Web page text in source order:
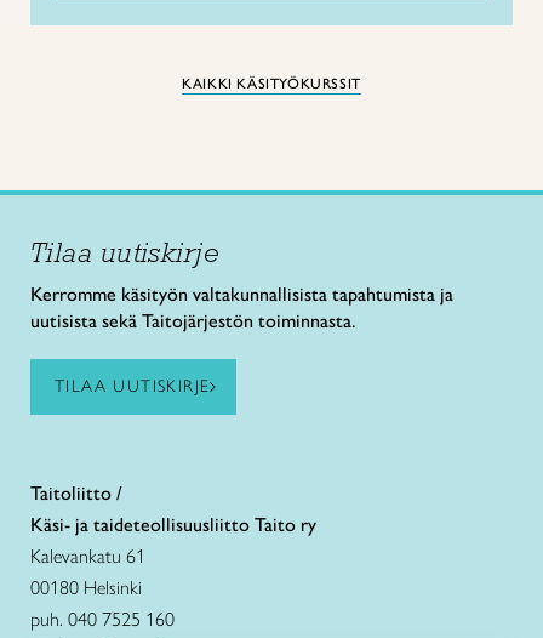
KAIKKI KÄSITYÖKURSSIT
Tilaa uutiskirje
Kerromme käsityön valtakunnallisista tapahtumista ja
uutisista sekä Taitojärjestön toiminnasta.
TILAA UUTISKIRJE
Taitoliitto /
Käsi- ja taideteollisuusliitto Taito ry
Kalevankatu 61
00180 Helsinki
puh. 040 7525 160